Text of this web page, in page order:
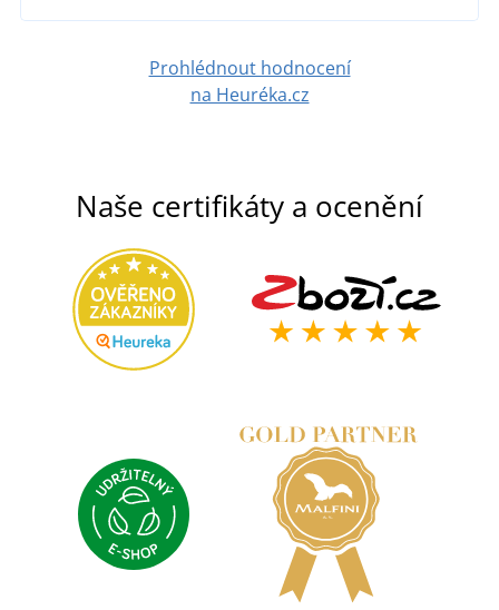
Prohlédnout hodnocení
na Heuréka.cz
Naše certifikáty a ocenění